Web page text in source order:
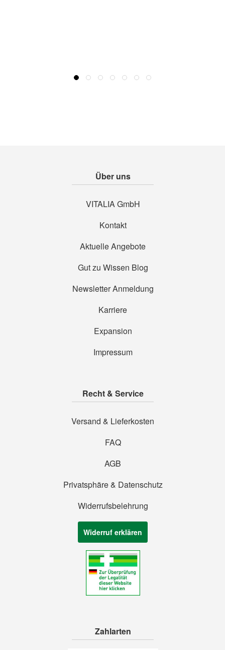
Über uns
VITALIA GmbH
Kontakt
Aktuelle Angebote
Gut zu Wissen Blog
Newsletter Anmeldung
Karriere
Expansion
Impressum
Recht & Service
Versand & Lieferkosten
FAQ
AGB
Privatsphäre & Datenschutz
Widerrufsbelehrung
Widerruf erklären
Zahlarten